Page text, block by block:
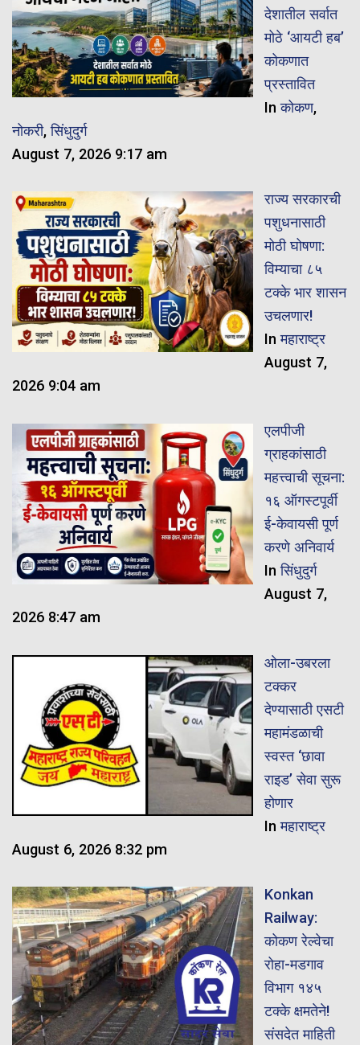
देशातील सर्वात
मोठे ‘आयटी हब’
कोकणात
प्रस्तावित
Inकोकण,
नोकरी,सिंधुदुर्ग
August 7, 2026 9:17 am
राज्य सरकारची
पशुधनासाठी
मोठी घोषणा:
विम्याचा ८५
टक्के भार शासन
उचलणार!
Inमहाराष्ट्र
August 7,
2026 9:04 am
एलपीजी
ग्राहकांसाठी
महत्त्वाची सूचना:
१६ ऑगस्टपूर्वी
ई-केवायसी पूर्ण
करणे अनिवार्य
Inसिंधुदुर्ग
August 7,
2026 8:47 am
ओला-उबरला
टक्कर
देण्यासाठी एसटी
महामंडळाची
स्वस्त ‘छावा
राइड’ सेवा सुरू
होणार
Inमहाराष्ट्र
August 6, 2026 8:32 pm
Konkan
Railway:
कोकण रेल्वेचा
रोहा-मडगाव
विभाग १४५
टक्के क्षमतेने!
संसदेत माहिती